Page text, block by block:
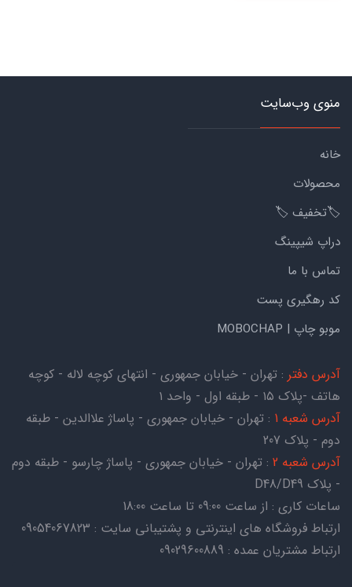
منوی وب‌سایت
خانه
محصولات
🏷️تخفیف 🏷️
دراپ شیپینگ
تماس با ما
کد رهگیری پست
موبو چاپ | MOBOCHAP
آدرس دفتر : تهران - خیابان جمهوری - انتهای کوچه لاله - کوچه
هاتف -پلاک ۱۵ - طبقه اول - واحد ۱
آدرس شعبه 1
: تهران - خیابان جمهوری - پاساژ علاالدین - طبقه
دوم - پلاک 207
آدرس شعبه 2
: تهران - خیابان جمهوری - پاساژ چارسو - طبقه دوم
- پلاک D48/D49
ساعات کاری : از ساعت 09:00 تا ساعت 18:00
ارتباط فروشگاه های اینترنتی و پشتیبانی سایت : 09054067823
ارتباط مشتریان عمده : 09029600889